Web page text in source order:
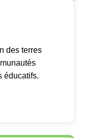
des terres
éducatifs.